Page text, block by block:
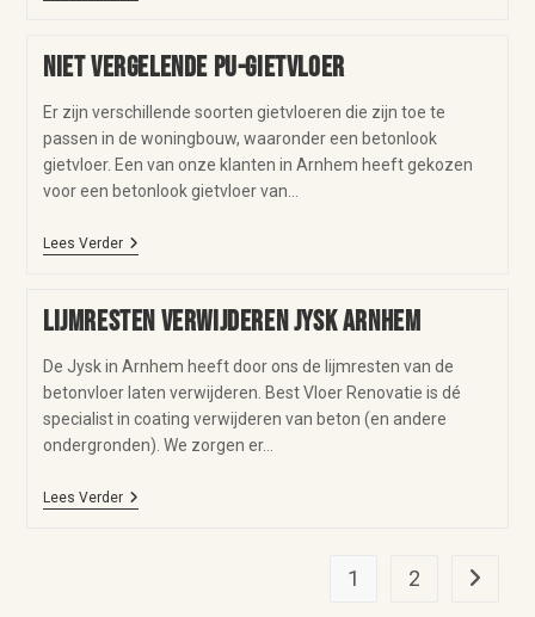
Niet vergelende PU-gietvloer
Er zijn verschillende soorten gietvloeren die zijn toe te
passen in de woningbouw, waaronder een betonlook
gietvloer. Een van onze klanten in Arnhem heeft gekozen
voor een betonlook gietvloer van…
Lees Verder
Lijmresten verwijderen Jysk Arnhem
De Jysk in Arnhem heeft door ons de lijmresten van de
betonvloer laten verwijderen. Best Vloer Renovatie is dé
specialist in coating verwijderen van beton (en andere
ondergronden). We zorgen er…
Lees Verder
1 2